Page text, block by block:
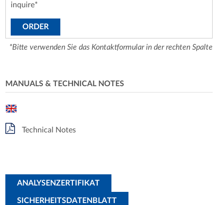
inquire*
ORDER
*Bitte verwenden Sie das Kontaktformular in der rechten Spalte
MANUALS & TECHNICAL NOTES
Technical Notes
ANALYSENZERTIFIKAT
SICHERHEITSDATENBLATT